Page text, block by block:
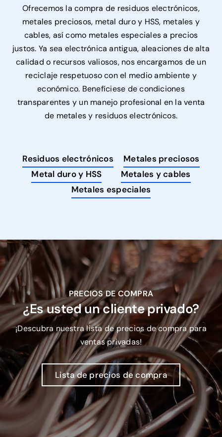
Ofrecemos la compra de residuos electrónicos,
metales preciosos, metal duro y HSS, metales y
cables, así como metales especiales a precios
justos. Ya sea electrónica antigua, aleaciones de alta
calidad o recursos valiosos, nos encargamos de un
reciclaje respetuoso con el medio ambiente y
económico. Benefíciese de condiciones
transparentes y un manejo profesional en la venta
de metales y residuos electrónicos.
Residuos electrónicos
Metales preciosos
Metal duro y HSS
Metales y cables
Metales especiales
PRECIOS DE COMPRA
¿Es usted un cliente privado?
¡Descubra nuestra lista de precios de compra para
ventas privadas!
Lista de precios de compra